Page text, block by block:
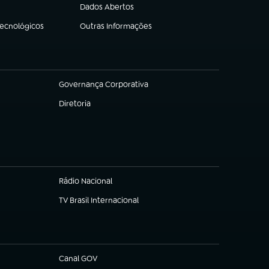
Dados Abertos
(abre em nova aba)
Outras Informações
(abre em nova aba)
Governança Corporativa
(abre em nova aba)
Diretoria
(abre em nova aba)
Rádio Nacional
TV Brasil Internacional
(abre em nova aba)
Canal GOV
(abre em nova aba)